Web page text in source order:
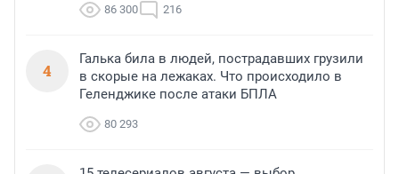
86 300 216
4
Галька била в людей, пострадавших грузили
в скорые на лежаках. Что происходило в
Геленджике после атаки БПЛА
80 293